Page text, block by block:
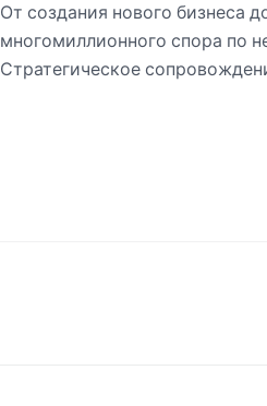
Деловые и
Общие коммерческие
От создания нового бизнеса
многомиллионного спора по
Стратегическое